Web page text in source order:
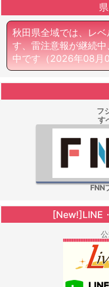
秋田県全域では、レ
す、雷注意報が継続
中です （2026年08月
フ
す
FNN
[New!]LINE